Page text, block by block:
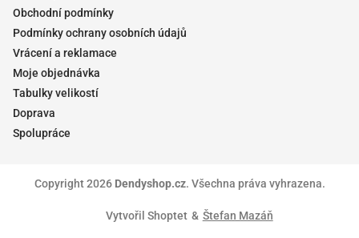
Obchodní podmínky
Podmínky ochrany osobních údajů
Vrácení a reklamace
Moje objednávka
Tabulky velikostí
Doprava
Spolupráce
Copyright 2026 Dendyshop.cz. Všechna práva vyhrazena.
Vytvořil Shoptet & Štefan Mazáň